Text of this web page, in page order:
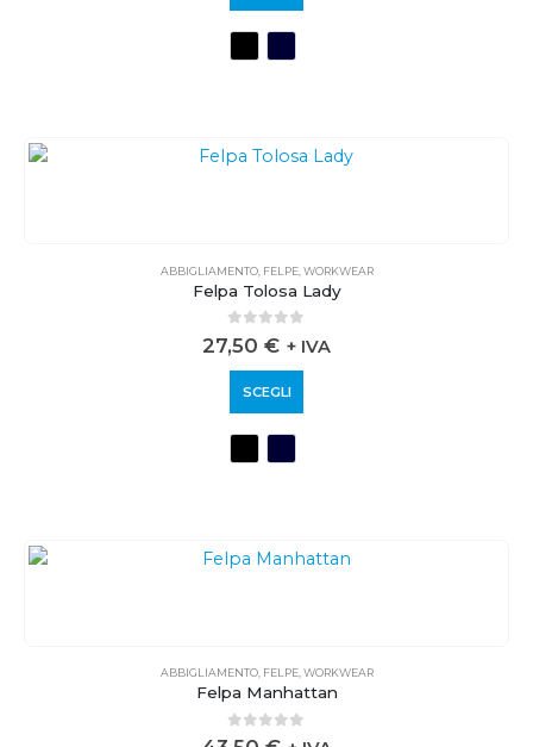
ABBIGLIAMENTO, FELPE, WORKWEAR
Felpa Tolosa Lady
0out of 5
27,50 € + IVA
SCEGLI
ABBIGLIAMENTO, FELPE,WORKWEAR
Felpa Manhattan
0out of 5